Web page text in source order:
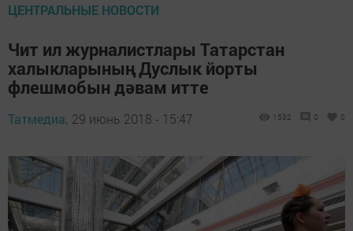
ЦЕНТРАЛЬНЫЕ НОВОСТИ
Чит ил журналистлары Татарстан
халыкларының Дуслык йорты
флешмобын дәвам итте
Татмедиа, 29 июнь 2018 - 15:47 1532 0 0